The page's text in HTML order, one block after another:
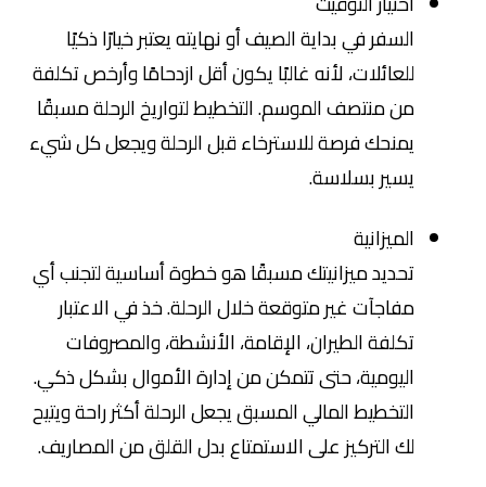
السفر في بداية الصيف أو نهايته يعتبر خيارًا ذكيًا
للعائلات، لأنه غالبًا يكون أقل ازدحامًا وأرخص تكلفة
من منتصف الموسم. التخطيط لتواريخ الرحلة مسبقًا
يمنحك فرصة للاسترخاء قبل الرحلة ويجعل كل شيء
يسير بسلاسة.
الميزانية
تحديد ميزانيتك مسبقًا هو خطوة أساسية لتجنب أي
مفاجآت غير متوقعة خلال الرحلة. خذ في الاعتبار
تكلفة الطيران، الإقامة، الأنشطة، والمصروفات
اليومية، حتى تتمكن من إدارة الأموال بشكل ذكي.
التخطيط المالي المسبق يجعل الرحلة أكثر راحة ويتيح
لك التركيز على الاستمتاع بدل القلق من المصاريف.